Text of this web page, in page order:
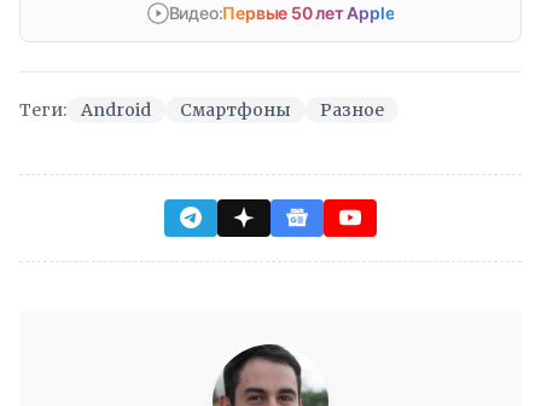
Видео:Первые 50 лет Apple
Теги: Android Смартфоны Разное